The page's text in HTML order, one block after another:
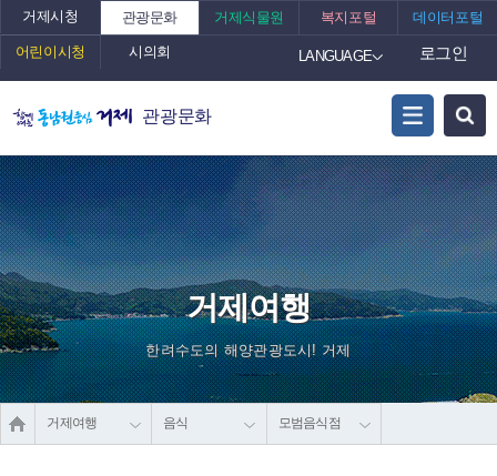
거제시청 관광문화 거제식물원 복지포털 데이터포털
어린이시청 시의회 LANGUAGE 로그인
관광문화
거제여행
한려수도의 해양관광도시! 거제
거제여행 음식 모범음식점